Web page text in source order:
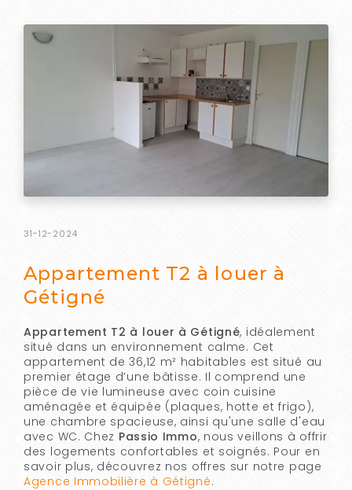
31-12-2024
Appartement T2 à louer à
Gétigné
Appartement T2 à louer à Gétigné, idéalement
situé dans un environnement calme. Cet
appartement de 36,12 m² habitables est situé au
premier étage d’une bâtisse. Il comprend une
pièce de vie lumineuse avec coin cuisine
aménagée et équipée (plaques, hotte et frigo),
une chambre spacieuse, ainsi qu'une salle d'eau
avec WC. Chez Passio Immo, nous veillons à offrir
des logements confortables et soignés. Pour en
savoir plus, découvrez nos offres sur notre page
Agence Immobilière à Gétigné.